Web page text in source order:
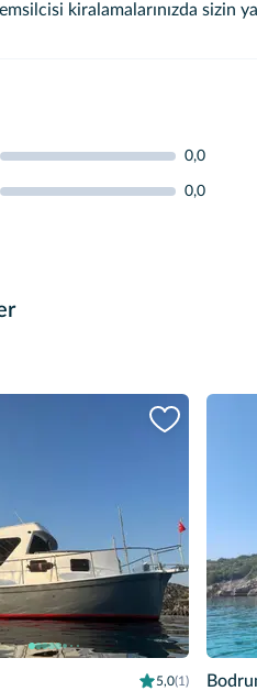
kiralamalarınızda sizin
0,0
0,0
5,0(1)